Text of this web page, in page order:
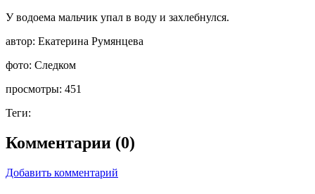
У водоема мальчик упал в воду и захлебнулся.
автор: Екатерина Румянцева
фото: Следком
просмотры: 451
Теги:
Комментарии (0)
Добавить комментарий